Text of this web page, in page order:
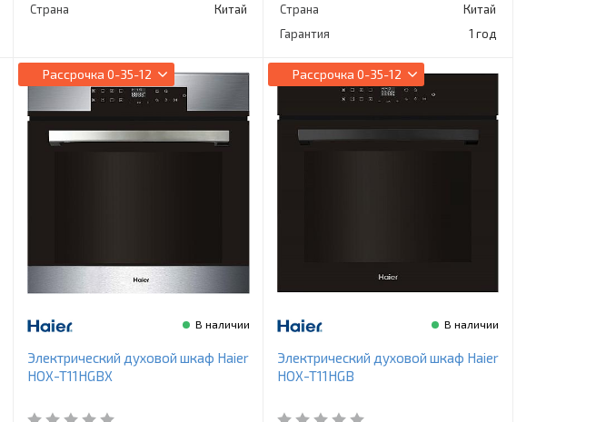
Страна Китай Страна
Китай
Гарантия
1 год
Рассрочка 0-35-12
В наличии
Электрический духовой шкаф Haier
HOX-T11HGBX
Рассрочка 0-35-12
В наличии
Электрический духовой шкаф Haier
HOX-T11HGB